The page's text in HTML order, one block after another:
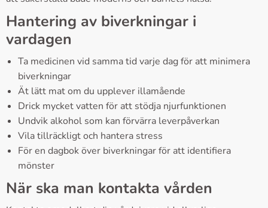
Hantering av biverkningar i
vardagen
Ta medicinen vid samma tid varje dag för att minimera
biverkningar
Ät lätt mat om du upplever illamående
Drick mycket vatten för att stödja njurfunktionen
Undvik alkohol som kan förvärra leverpåverkan
Vila tillräckligt och hantera stress
För en dagbok över biverkningar för att identifiera
mönster
När ska man kontakta vården